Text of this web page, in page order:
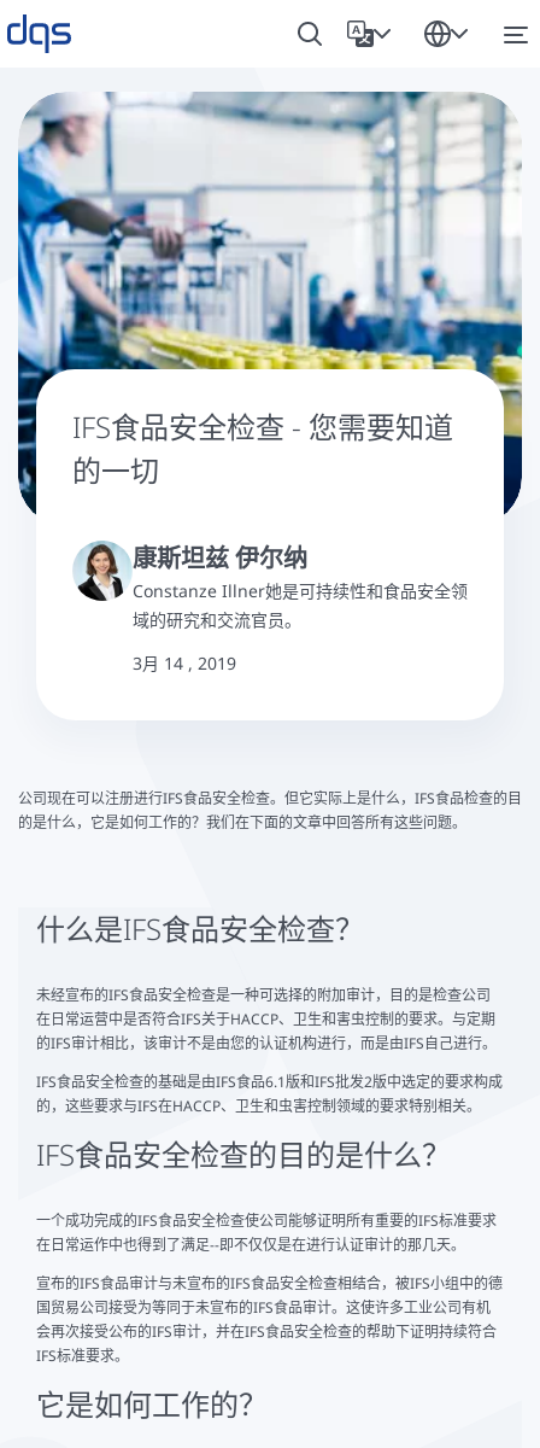
IFS食品安全检查 - 您需要知道
的一切
康斯坦兹 伊尔纳
Constanze Illner她是可持续性和食品安全领
域的研究和交流官员。
3月 14 , 2019
公司现在可以注册进行IFS食品安全检查。但它实际上是什么，IFS食品检查的目
的是什么，它是如何工作的？我们在下面的文章中回答所有这些问题。
什么是IFS食品安全检查？
未经宣布的IFS食品安全检查是一种可选择的附加审计，目的是检查公司
在日常运营中是否符合IFS关于HACCP、卫生和害虫控制的要求。与定期
的IFS审计相比，该审计不是由您的认证机构进行，而是由IFS自己进行。
IFS食品安全检查的基础是由IFS食品6.1版和IFS批发2版中选定的要求构成
的，这些要求与IFS在HACCP、卫生和虫害控制领域的要求特别相关。
IFS食品安全检查的目的是什么？
一个成功完成的IFS食品安全检查使公司能够证明所有重要的IFS标准要求
在日常运作中也得到了满足--即不仅仅是在进行认证审计的那几天。
宣布的IFS食品审计与未宣布的IFS食品安全检查相结合，被IFS小组中的德
国贸易公司接受为等同于未宣布的IFS食品审计。这使许多工业公司有机
会再次接受公布的IFS审计，并在IFS食品安全检查的帮助下证明持续符合
IFS标准要求。
它是如何工作的？